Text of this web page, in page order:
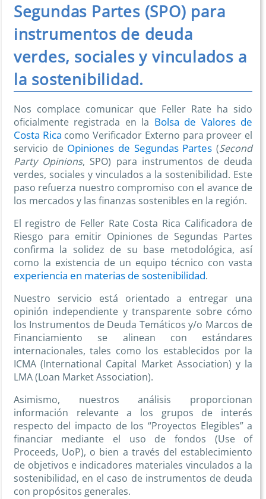
Segundas Partes (SPO) para
instrumentos de deuda
verdes, sociales y vinculados a
la sostenibilidad.
Nos complace comunicar que Feller Rate ha sido
oficialmente registrada en la Bolsa de Valores de
Costa Rica como Verificador Externo para proveer el
servicio de Opiniones de Segundas Partes (Second
Party Opinions, SPO) para instrumentos de deuda
verdes, sociales y vinculados a la sostenibilidad. Este
paso refuerza nuestro compromiso con el avance de
los mercados y las finanzas sostenibles en la región.
El registro de Feller Rate Costa Rica Calificadora de
Riesgo para emitir Opiniones de Segundas Partes
confirma la solidez de su base metodológica, así
como la existencia de un equipo técnico con vasta
experiencia en materias de sostenibilidad.
Nuestro servicio está orientado a entregar una
opinión independiente y transparente sobre cómo
los Instrumentos de Deuda Temáticos y/o Marcos de
Financiamiento se alinean con estándares
internacionales, tales como los establecidos por la
ICMA (International Capital Market Association) y la
LMA (Loan Market Association).
Asimismo, nuestros análisis proporcionan
información relevante a los grupos de interés
respecto del impacto de los “Proyectos Elegibles” a
financiar mediante el uso de fondos (Use of
Proceeds, UoP), o bien a través del establecimiento
de objetivos e indicadores materiales vinculados a la
sostenibilidad, en el caso de instrumentos de deuda
con propósitos generales.